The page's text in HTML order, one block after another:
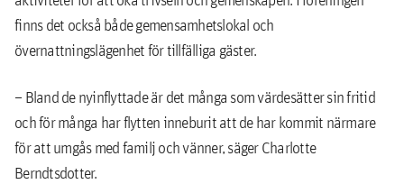
finns det också både gemensamhetslokal och
övernattningslägenhet för tillfälliga gäster.
– Bland de nyinflyttade är det många som värdesätter sin fritid
och för många har flytten inneburit att de har kommit närmare
för att umgås med familj och vänner, säger Charlotte
Berndtsdotter.